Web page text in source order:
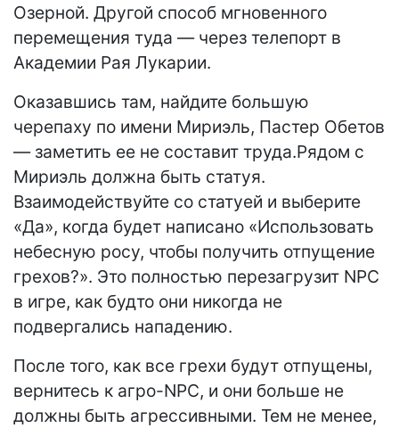
Озерной. Другой способ мгновенного
перемещения туда — через телепорт в
Академии Рая Лукарии.
Оказавшись там, найдите большую
черепаху по имени Мириэль, Пастер Обетов
— заметить ее не составит труда.Рядом с
Мириэль должна быть статуя.
Взаимодействуйте со статуей и выберите
«Да», когда будет написано «Использовать
небесную росу, чтобы получить отпущение
грехов?». Это полностью перезагрузит NPC
в игре, как будто они никогда не
подвергались нападению.
После того, как все грехи будут отпущены,
вернитесь к агро-NPC, и они больше не
должны быть агрессивными. Тем не менее,